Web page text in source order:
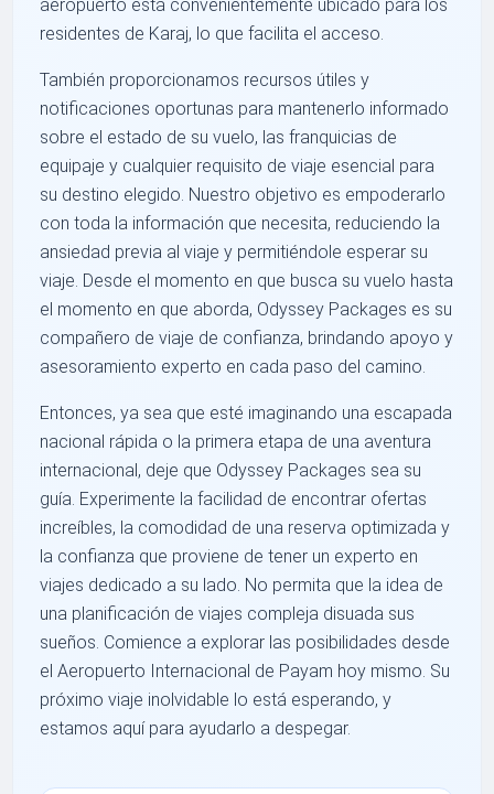
aeropuerto está convenientemente ubicado para los
residentes de Karaj, lo que facilita el acceso.
También proporcionamos recursos útiles y
notificaciones oportunas para mantenerlo informado
sobre el estado de su vuelo, las franquicias de
equipaje y cualquier requisito de viaje esencial para
su destino elegido. Nuestro objetivo es empoderarlo
con toda la información que necesita, reduciendo la
ansiedad previa al viaje y permitiéndole esperar su
viaje. Desde el momento en que busca su vuelo hasta
el momento en que aborda, Odyssey Packages es su
compañero de viaje de confianza, brindando apoyo y
asesoramiento experto en cada paso del camino.
Entonces, ya sea que esté imaginando una escapada
nacional rápida o la primera etapa de una aventura
internacional, deje que Odyssey Packages sea su
guía. Experimente la facilidad de encontrar ofertas
increíbles, la comodidad de una reserva optimizada y
la confianza que proviene de tener un experto en
viajes dedicado a su lado. No permita que la idea de
una planificación de viajes compleja disuada sus
sueños. Comience a explorar las posibilidades desde
el Aeropuerto Internacional de Payam hoy mismo. Su
próximo viaje inolvidable lo está esperando, y
estamos aquí para ayudarlo a despegar.